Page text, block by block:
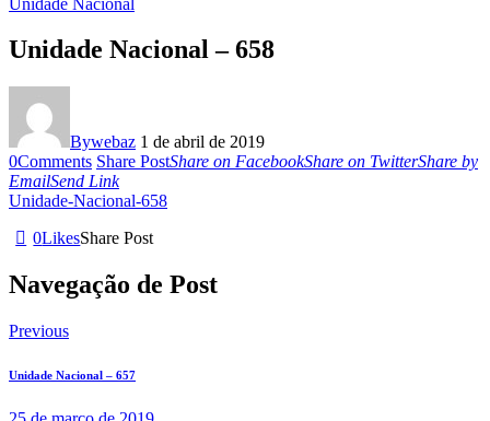
Unidade Nacional – 658
Bywebaz 1 de abril de 2019
0Comments Share PostShare on FacebookShare on TwitterShare by
EmailSend Link
Unidade-Nacional-658
0LikesShare Post
Navegação de Post
Previous
Unidade Nacional – 657